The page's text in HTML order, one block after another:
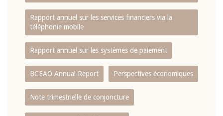
Rapport annuel sur les services financiers via la
téléphonie mobile
Rapport annuel sur les systèmes de paiement
BCEAO Annual Report Perspectives économiques
Note trimestrielle de conjoncture